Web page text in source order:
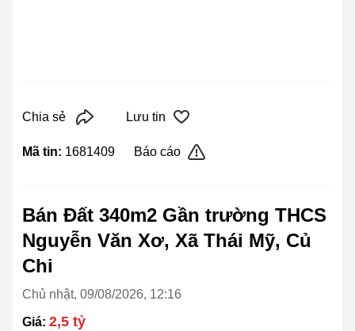
Chia sẻ Lưu tin
Mã tin: 1681409 Báo cáo
Bán Đất 340m2 Gần trường THCS
Nguyễn Văn Xơ, Xã Thái Mỹ, Củ
Chi
Chủ nhật, 09/08/2026, 12:16
Giá: 2,5 tỷ